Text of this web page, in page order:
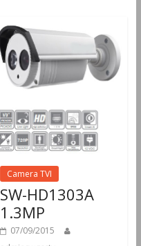
Camera TVI
SW-HD1303A
1.3MP
07/09/2015